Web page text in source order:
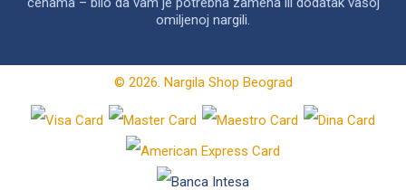
omiljenoj nargili.
© 2026. Nargila Shop Beograd